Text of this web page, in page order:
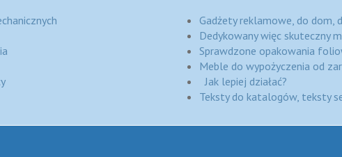
Gadżety reklamowe, do dom,
Dedykowany więc skuteczny
Sprawdzone opakowania
Meble do wypożyczenia od
Jak lepiej działać?
Teksty do katalogów, teksty